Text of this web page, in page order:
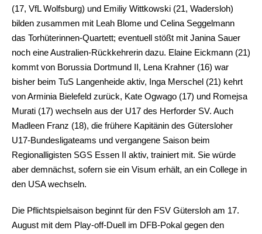
(17, VfL Wolfsburg) und Emiliy Wittkowski (21, Wadersloh)
bilden zusammen mit Leah Blome und Celina Seggelmann
das Torhüterinnen-Quartett; eventuell stößt mit Janina Sauer
noch eine Australien-Rückkehrerin dazu. Elaine Eickmann (21)
kommt von Borussia Dortmund II, Lena Krahner (16) war
bisher beim TuS Langenheide aktiv, Inga Merschel (21) kehrt
von Arminia Bielefeld zurück, Kate Ogwago (17) und Romejsa
Murati (17) wechseln aus der U17 des Herforder SV. Auch
Madleen Franz (18), die frühere Kapitänin des Gütersloher
U17-Bundesligateams und vergangene Saison beim
Regionalligisten SGS Essen II aktiv, trainiert mit. Sie würde
aber demnächst, sofern sie ein Visum erhält, an ein College in
den USA wechseln.
Die Pflichtspielsaison beginnt für den FSV Gütersloh am 17.
August mit dem Play-off-Duell im DFB-Pokal gegen den